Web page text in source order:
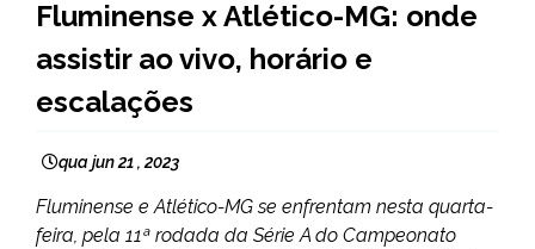
Fluminense x Atlético-MG: onde
assistir ao vivo, horário e
escalações
qua jun 21 , 2023
Fluminense e Atlético-MG se enfrentam nesta quarta-
feira, pela 11ª rodada da Série A do Campeonato